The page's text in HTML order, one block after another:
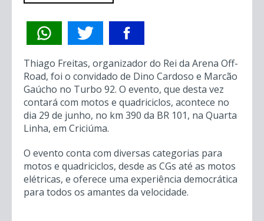
Thiago Freitas, organizador do Rei da Arena Off-
Road, foi o convidado de Dino Cardoso e Marcão
Gaúcho no Turbo 92. O evento, que desta vez
contará com motos e quadriciclos, acontece no
dia 29 de junho, no km 390 da BR 101, na Quarta
Linha, em Criciúma.
O evento conta com diversas categorias para
motos e quadriciclos, desde as CGs até as motos
elétricas, e oferece uma experiência democrática
para todos os amantes da velocidade.